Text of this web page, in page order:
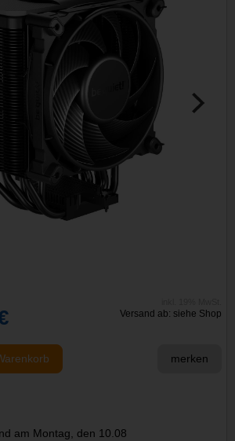
Versand ab: siehe Shop
merken
am Montag, den 10.08